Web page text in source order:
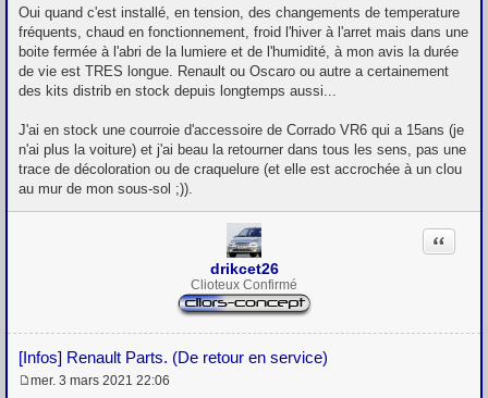
e
s
s
a
g
e
Oui quand c'est installé, en tension, des changements de temperature
fréquents, chaud en fonctionnement, froid l'hiver à l'arret mais dans une
boite fermée à l'abri de la lumiere et de l'humidité, à mon avis la durée
de vie est TRES longue. Renault ou Oscaro ou autre a certainement
des kits distrib en stock depuis longtemps aussi...
J'ai en stock une courroie d'accessoire de Corrado VR6 qui a 15ans (je
n'ai plus la voiture) et j'ai beau la retourner dans tous les sens, pas une
trace de décoloration ou de craquelure (et elle est accrochée à un clou
au mur de mon sous-sol ;)).
drikcet26
Clioteux Confirmé
[Infos] Renault Parts. (De retour en service)
Citation
mer. 3 mars 2021 22:06